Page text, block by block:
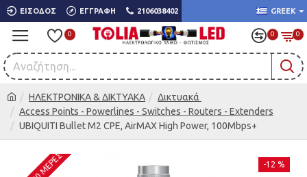
ΕΊΣΟΔΟΣ ΕΓΓΡΑΦΉ 2106038402 GREEK
0 0 0
ΗΛΕΚΤΡΟΝΙΚΑ & ΔΙΚΤΥΑΚΑ
Δικτυακά
Access Points - Powerlines - Switches - Routers - Extenders
UBIQUITI Bullet M2 CPE, AirMAX High Power, 100Mbps+
-12 %